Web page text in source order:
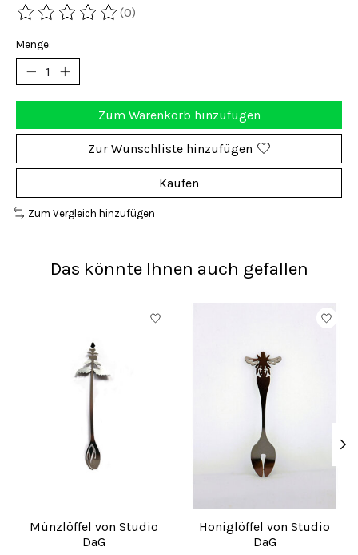
Die Bewertung dieses Produkts ist
(0)
Menge:
Zum Warenkorb hinzufügen
Zur Wunschliste hinzufügen
Kaufen
Zum Vergleich hinzufügen
Das könnte Ihnen auch gefallen
Produkt-Karussell-Artikel
Münzlöffel von Studio
DaG
Honiglöffel von Studio
DaG